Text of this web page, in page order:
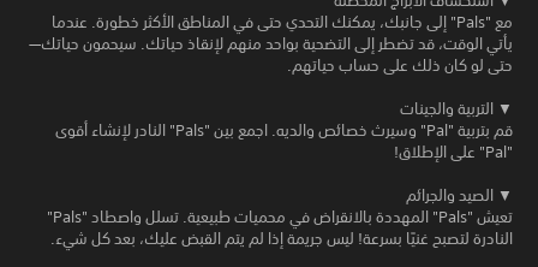
مع "Pals" إلى جانبك، يمكنك التحدي حتى في المناطق الأكثر خطورة. عندما
يأتي الوقت، قد تضطر إلى التضحية بواحد منهم لإنقاذ حياتك. سيحمون حياتك—
حتى لو كان ذلك على حساب حياتهم.
▼ التربية والجينات
قم بتربية "Pal" وسيرث خصائص والديه. اجمع بين "Pals" النادر لإنشاء أقوى
"Pal" على الإطلاق!
▼ الصيد والجرائم
تعيش "Pals" المهددة بالانقراض في محميات طبيعية. تسلل واصطاد "Pals"
النادرة لتصبح غنيًا بسرعة! ليس جريمة إذا لم يتم القبض عليك، بعد كل شيء.